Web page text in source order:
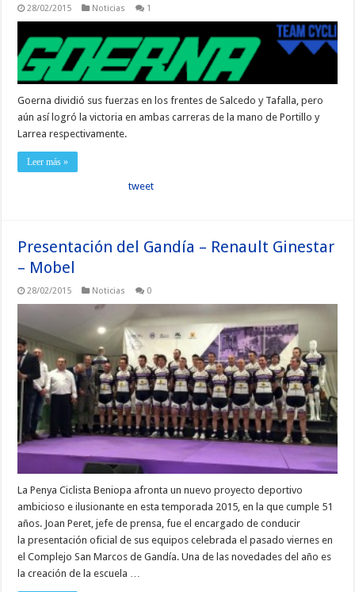
28/02/2015 Noticias 1
Goerna dividió sus fuerzas en los frentes de Salcedo y Tafalla, pero
aún así logró la victoria en ambas carreras de la mano de Portillo y
Larrea respectivamente.
Leer más »
tweet
Presentación del Gandía – Renault Ginestar
– Mobel
28/02/2015 Noticias 0
La Penya Ciclista Beniopa afronta un nuevo proyecto deportivo
ambicioso e ilusionante en esta temporada 2015, en la que cumple 51
años. Joan Peret, jefe de prensa, fue el encargado de conducir
la presentación oficial de sus equipos celebrada el pasado viernes en
el Complejo San Marcos de Gandía. Una de las novedades del año es
la creación de la escuela …